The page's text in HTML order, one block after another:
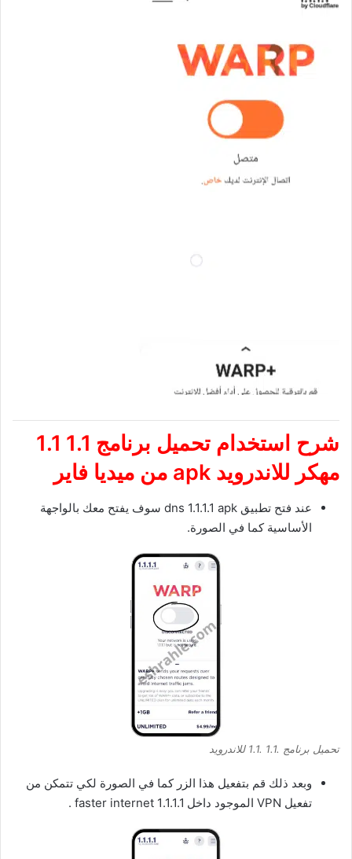
شرح استخدام
تحميل برنامج 1.1 1.1
مهكر للاندرويد apk من ميديا فاير
عند فتح تطبيق dns 1.1.1.1 apk سوف يفتح معك بالواجهة
الأساسية كما في الصورة.
تحميل برنامج .1.1 .1.1 للاندرويد
وبعد ذلك قم بتفعيل هذا الزر كما في الصورة لكي تتمكن من
تفعيل VPN الموجود داخل 1.1.1.1 faster internet .